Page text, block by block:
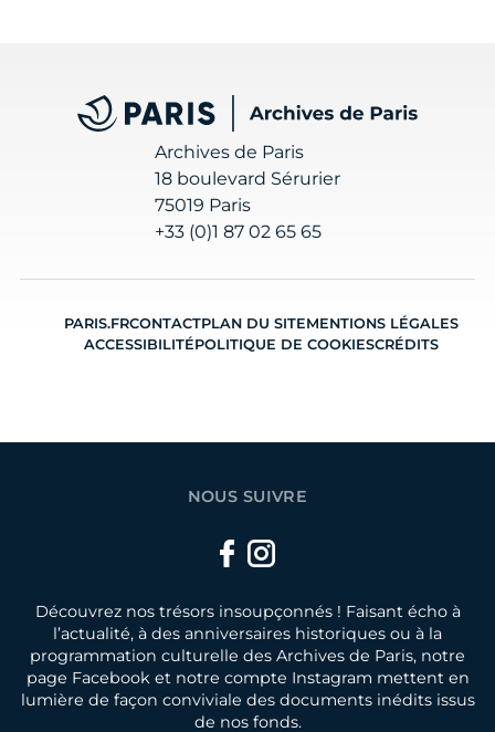
Archives de Paris
Archives de Paris
18 boulevard Sérurier
75019 Paris
+33 (0)1 87 02 65 65
PARIS.FRCONTACTPLAN DU SITEMENTIONS LÉGALES
ACCESSIBILITÉPOLITIQUE DE COOKIESCRÉDITS
NOUS SUIVRE
Facebook
Instagram
Découvrez nos trésors insoupçonnés ! Faisant écho à
l’actualité, à des anniversaires historiques ou à la
programmation culturelle des Archives de Paris, notre
page Facebook et notre compte Instagram mettent en
lumière de façon conviviale des documents inédits issus
de nos fonds.